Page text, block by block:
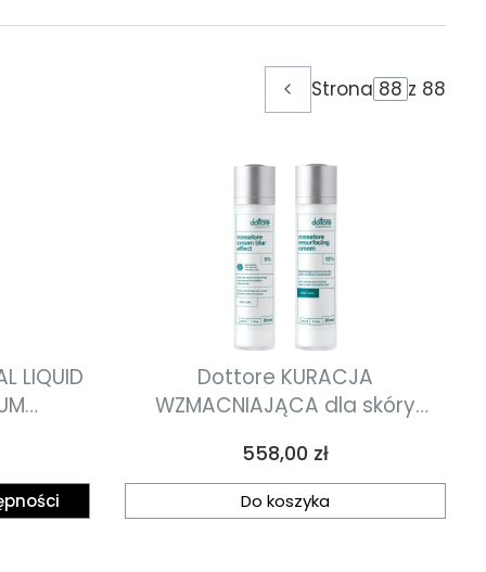
Poprzednie produkty
Strona z 88
LIQUID
skórę
oznaki
Dottore KURACJA
WZMACNIAJĄCA dla skóry
do trądzika różowatego
Cena
558,00 zł
Do koszyka